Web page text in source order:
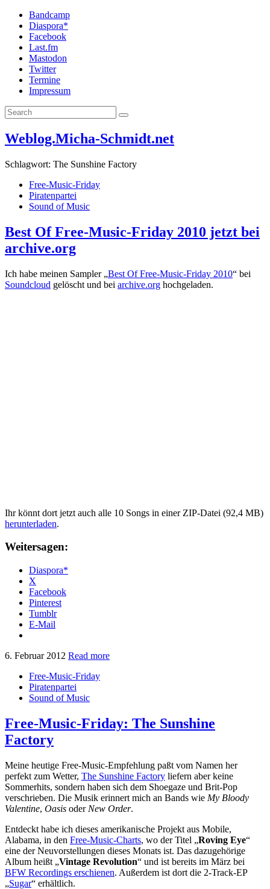
Bandcamp
Diaspora*
Facebook
Last.fm
Mastodon
Twitter
Termine
Impressum
Weblog.Micha-Schmidt.net
Schlagwort: The Sunshine Factory
Free-Music-Friday
Piratenpartei
Sound of Music
Best Of Free-Music-Friday 2010 jetzt bei
archive.org
Ich habe meinen Sampler „Best Of Free-Music-Friday 2010“ bei
Soundcloud gelöscht und bei archive.org hochgeladen.
Ihr könnt dort jetzt auch alle 10 Songs in einer ZIP-Datei (92,4 MB)
herunterladen.
Weitersagen:
Diaspora*
X
Facebook
Pinterest
Tumblr
E-Mail
6. Februar 2012 Read more
Free-Music-Friday
Piratenpartei
Sound of Music
Free-Music-Friday: The Sunshine
Factory
Meine heutige Free-Music-Empfehlung paßt vom Namen her
perfekt zum Wetter, The Sunshine Factory liefern aber keine
Sommerhits, sondern haben sich dem Shoegaze und Brit-Pop
verschrieben. Die Musik erinnert mich an Bands wie My Bloody
Valentine, Oasis oder New Order.
Entdeckt habe ich dieses amerikanische Projekt aus Mobile,
Alabama, in den Free-Music-Charts, wo der Titel „Roving Eye“
eine der Neuvorstellungen dieses Monats ist. Das dazugehörige
Album heißt „Vintage Revolution“ und ist bereits im März bei
BFW Recordings erschienen. Außerdem ist dort die 2-Track-EP
„Sugar“ erhältlich.